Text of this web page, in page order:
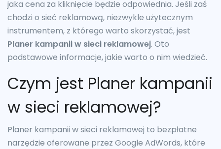
jaka cena za kliknięcie będzie odpowiednia. Jeśli zaś
chodzi o sieć reklamową, niezwykle użytecznym
instrumentem, z którego warto skorzystać, jest
Planer kampanii w sieci reklamowej. Oto
podstawowe informacje, jakie warto o nim wiedzieć.
Czym jest Planer kampanii
w sieci reklamowej?
Planer kampanii w sieci reklamowej to bezpłatne
narzędzie oferowane przez Google AdWords, które